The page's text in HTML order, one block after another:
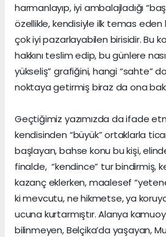
harmanlayıp, iyi ambalajladığı
özellikle, kendisiyle ilk temas eden
çok iyi pazarlayabilen birisidir. Bu
hakkını teslim edip, bu günlere
yükseliş” grafiğini, hangi “sahte”
noktaya getirmiş biraz da ona
Geçtiğimiz yazımızda da ifade
kendisinden “büyük” ortaklarla
başlayan, bahse konu bu kişi,
finalde, “kendince” tur bindirmiş,
kazanç eklerken, maalesef
ki mevcutu, ne hikmetse, ya
ucuna kurtarmıştır. Alanya
bilinmeyen, Belçika’da yaşayan,